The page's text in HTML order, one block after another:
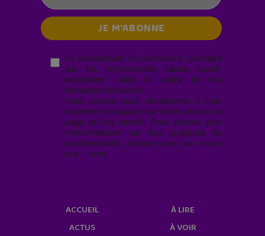
En soumettant ce formulaire, j’accepte
que les informations saisies soient
exploitées* dans le cadre de ma
demande de contact.
Vous pouvez vous désabonner à tout
moment en cliquant sur le lien en bas de
page de nos emails. Pour obtenir plus
d'informations sur nos pratiques de
confidentialité, rendez-vous sur notre
site web
ACCUEIL
ACTUS
À LIRE
À VOIR